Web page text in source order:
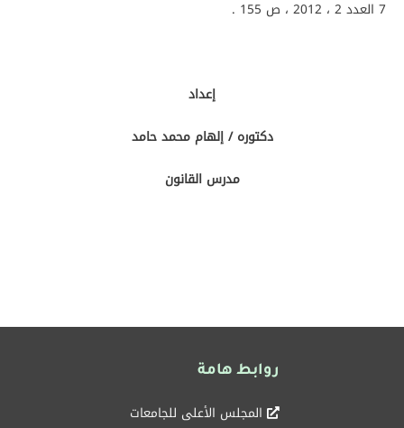
إعداد
دكتوره / إلهام محمد حامد
مدرس القانون
روابط هامة
المجلس الأعلى للجامعات